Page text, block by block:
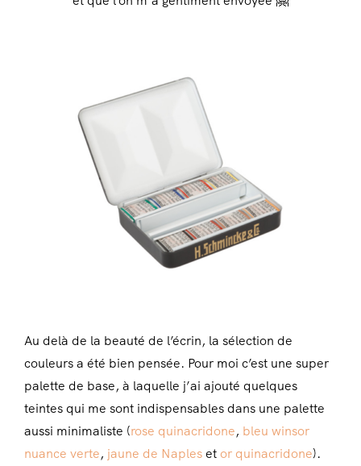
Au delà de la beauté de l’écrin, la sélection de
couleurs a été bien pensée. Pour moi c’est une super
palette de base, à laquelle j’ai ajouté quelques
teintes qui me sont indispensables dans une palette
aussi minimaliste (rose quinacridone, bleu winsor
nuance verte, jaune de Napleset or quinacridone).